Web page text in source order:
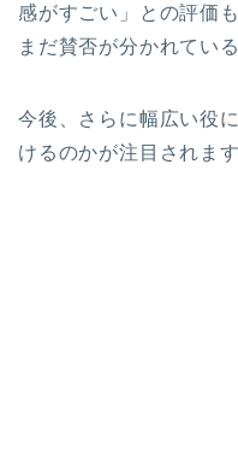
感がすごい」との評価
まだ賛否が分かれてい
今後、さらに幅広い役
けるのかが注目されます